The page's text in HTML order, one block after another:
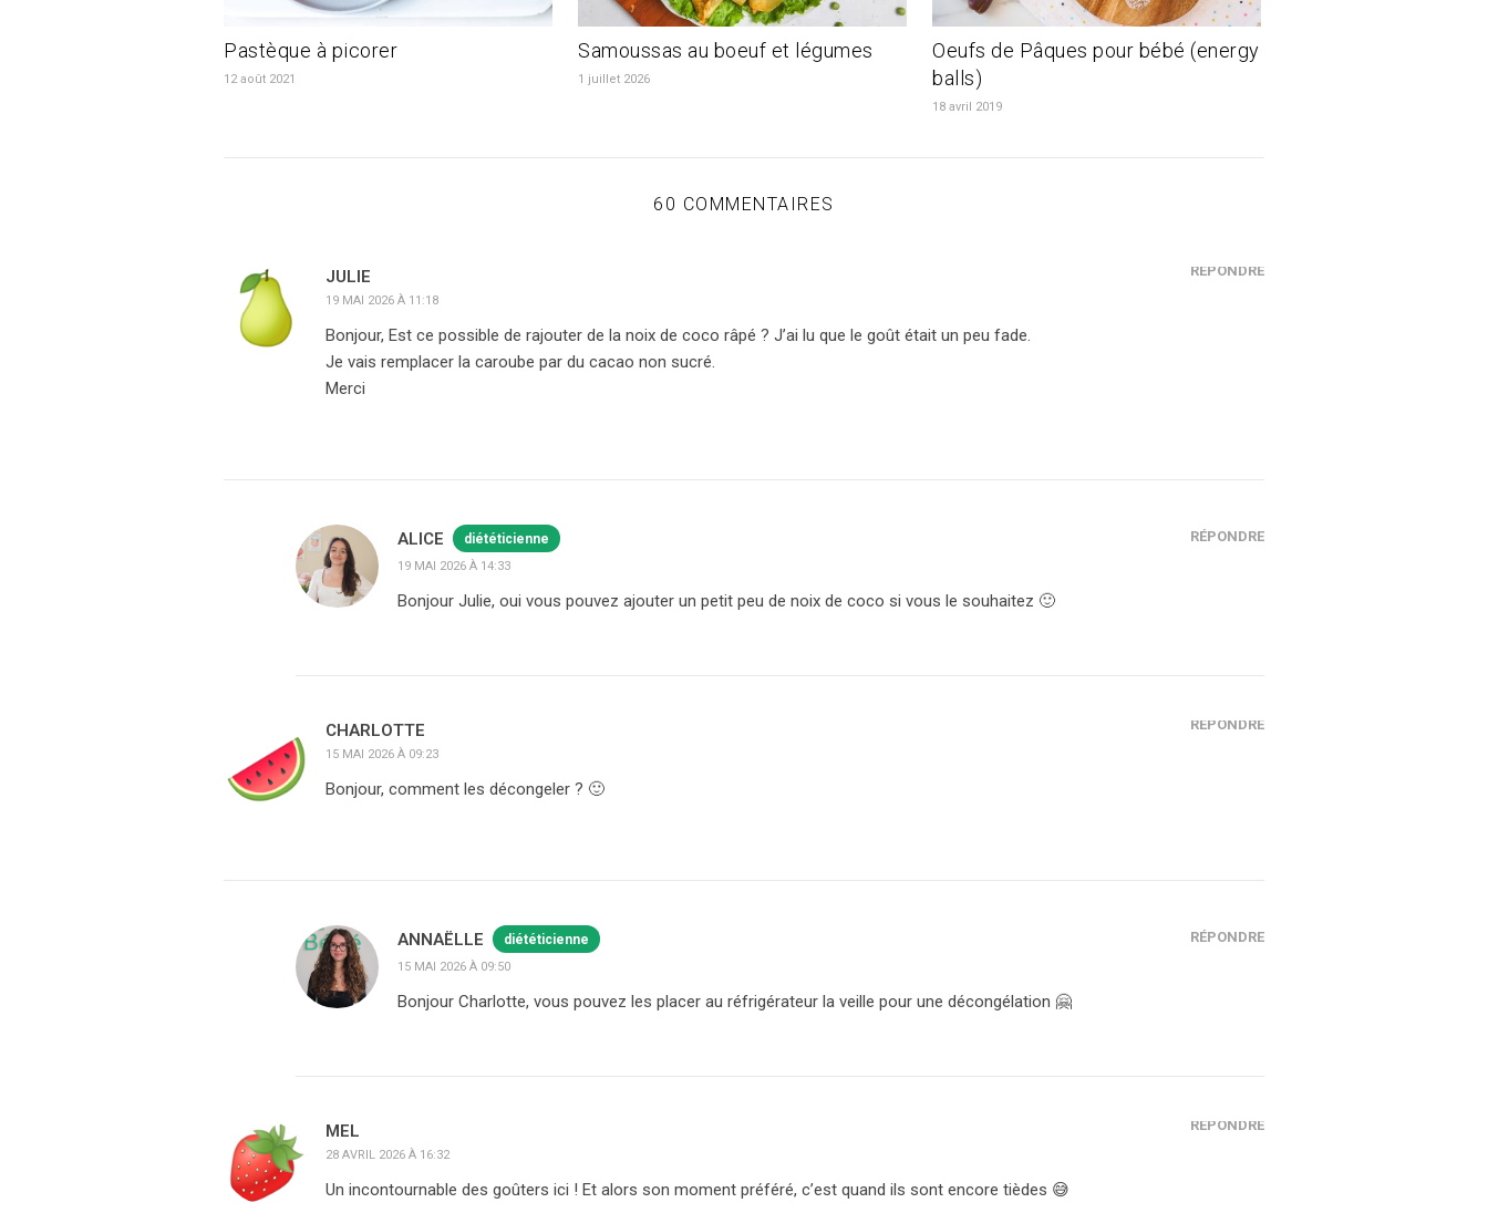
Pastèque à picorer
12 août 2021
Samoussas au boeuf et légumes
1 juillet 2026
Oeufs de Pâques pour bébé (energy
balls)
18 avril 2019
60 COMMENTAIRES
JULIE
19 MAI 2026 À 11:18
RÉPONDRE
Bonjour, Est ce possible de rajouter de la noix de coco râpé ? J’ai lu que le goût était un peu fade.
Je vais remplacer la caroube par du cacao non sucré.
Merci
ALICE diététicienne
19 MAI 2026 À 14:33
RÉPONDRE
Bonjour Julie, oui vous pouvez ajouter un petit peu de noix de coco si vous le souhaitez 🙂
CHARLOTTE
15 MAI 2026 À 09:23
RÉPONDRE
Bonjour, comment les décongeler ? 🙂
ANNAËLLE diététicienne
15 MAI 2026 À 09:50
RÉPONDRE
Bonjour Charlotte, vous pouvez les placer au réfrigérateur la veille pour une décongélation 🤗
MEL
28 AVRIL 2026 À 16:32
RÉPONDRE
Un incontournable des goûters ici ! Et alors son moment préféré, c’est quand ils sont encore tièdes 😅